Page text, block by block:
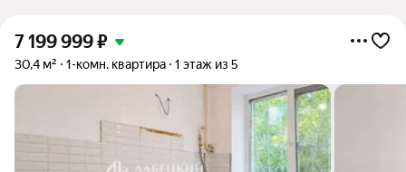
7 199 999₽
30,4 м² 1-комн. квартира 1 этаж из 5